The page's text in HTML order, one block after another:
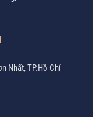
Nhất, TP.Hồ Chí